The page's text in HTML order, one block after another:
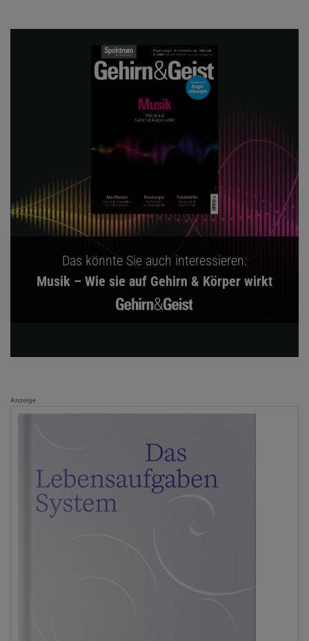
Das könnte Sie auch interessieren:
Musik – Wie sie auf Gehirn & Körper wirkt
Anzeige